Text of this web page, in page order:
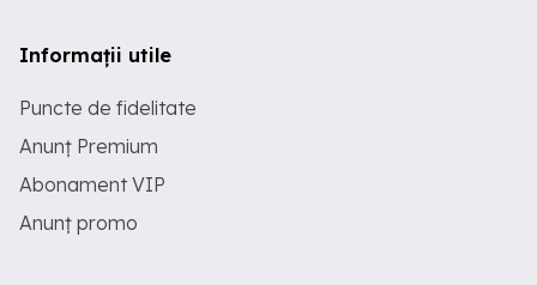
Informații utile
Puncte de fidelitate
Anunț Premium
Abonament VIP
Anunț promo